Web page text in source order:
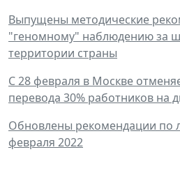
Выпущены методические
"геномному" наблюдению за
территории страны
С 28 февраля в Москве
перевода 30% работников на
Обновлены рекомендации по
февраля 2022